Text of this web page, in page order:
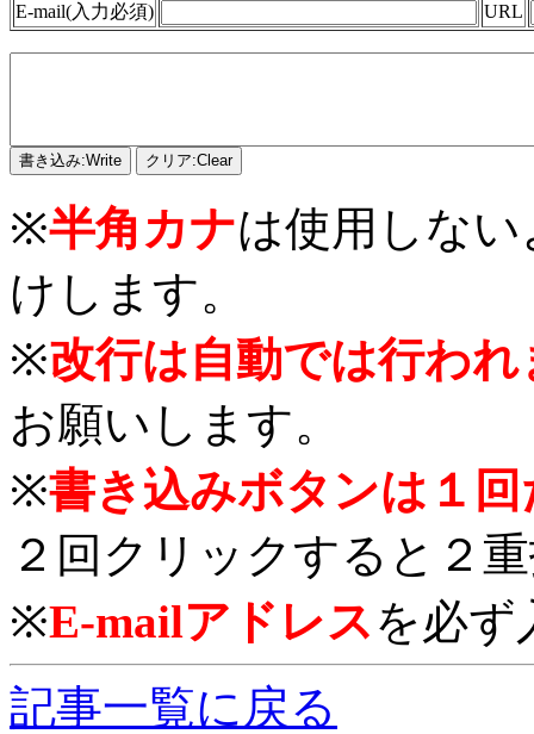
E-mail(入力必須)
URL
※半角カナは使用しな
けします。
※改行は自動では行わ
お願いします。
※書き込みボタンは１
２回クリックすると２
※E-mailアドレスを必ず
記事一覧に戻る